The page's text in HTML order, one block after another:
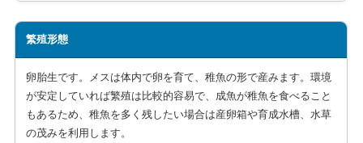
繁殖形態
卵胎生です。メスは体内で卵を育て、稚魚の形で産みます。環境
が安定していれば繁殖は比較的容易で、成魚が稚魚を食べること
もあるため、稚魚を多く残したい場合は産卵箱や育成水槽、水草
の茂みを利用します。